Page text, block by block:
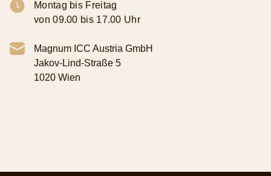
Montag bis Freitag
von 09.00 bis 17.00 Uhr
Magnum ICC Austria GmbH
Jakov-Lind-Straße 5
1020 Wien